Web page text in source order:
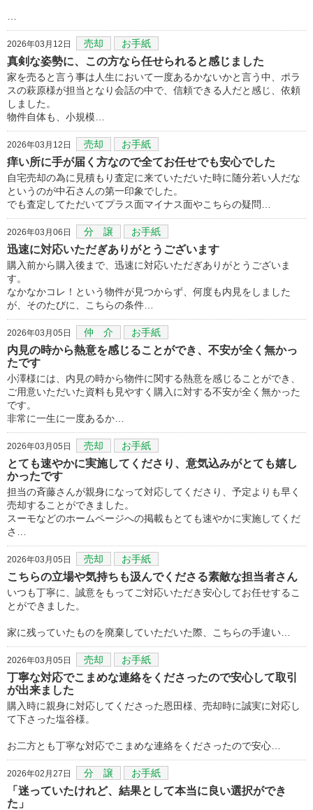
2026年03月12日 売却 お手紙
真剣な姿勢に、この方なら任せられると感じました
家を売ると言う事は人生において一度あるかないかと言う中、ポラ
スの萩原様が担当となり会話の中で、信頼できる人だと感じ、依頼
しました。
物件自体も、小規模…
2026年03月12日 売却 お手紙
痒い所に手が届く方なので全てお任せでも安心でした
自宅売却の為に見積もり査定に来ていただいた時に随分若い人だな
というのが中石さんの第一印象でした。
でも査定してただいてプラス面マイナス面やこちらの疑問…
2026年03月06日 分 譲 お手紙
迅速に対応いただぎありがとうございます
購入前から購入後まで、迅速に対応いただぎありがとうございま
す。
なかなかコレ！という物件が見つからず、何度も内見をしました
が、そのたびに、こちらの条件…
2026年03月05日 仲 介 お手紙
内見の時から熱意を感じることができ、不安が全く無かっ
たです
小澤様には、内見の時から物件に関する熱意を感じることができ、
ご用意いただいた資料も見やすく購入に対する不安が全く無かった
です。
非常に一生に一度あるか…
2026年03月05日 売却 お手紙
とても速やかに実施してくださり、意気込みがとても嬉し
かったです
担当の斉藤さんが親身になって対応してくださり、予定よりも早く
売却することができました。
スーモなどのホームページへの掲載もとても速やかに実施してくだ
さ…
2026年03月05日 売却 お手紙
こちらの立場や気持ちも汲んでくださる素敵な担当者さん
いつも丁寧に、誠意をもってご対応いただき安心してお任せするこ
とができました。
家に残っていたものを廃棄していただいた際、こちらの手違い…
2026年03月05日 売却 お手紙
丁寧な対応でこまめな連絡をくださったので安心して取引
が出来ました
購入時に親身に対応してくださった恩田様、売却時に誠実に対応し
て下さった塩谷様。
お二方とも丁寧な対応でこまめな連絡をくださったので安心…
2026年02月27日 分 譲 お手紙
「迷っていたけれど、結果として本当に良い選択ができ
た」